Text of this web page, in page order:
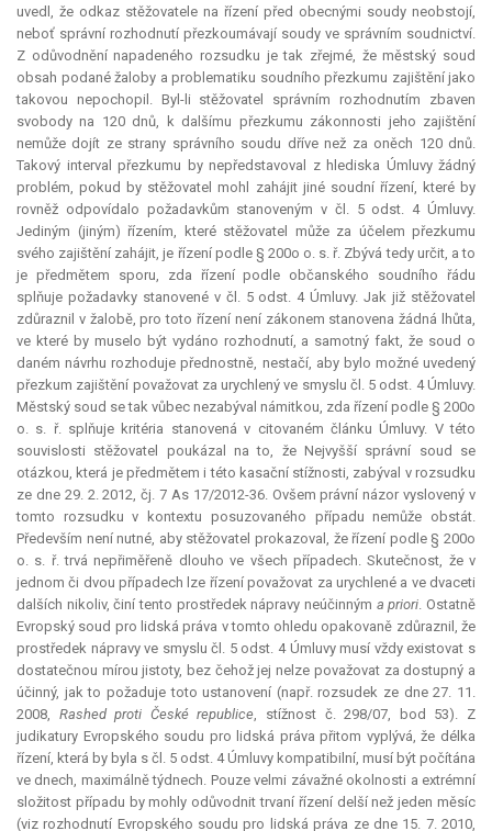
uvedl, že odkaz stěžovatele na řízení před obecnými soudy neobstojí,
neboť správní rozhodnutí přezkoumávají soudy ve správním soudnictví.
Z odůvodnění napadeného rozsudku je tak zřejmé, že městský soud
obsah podané žaloby a problematiku soudního přezkumu zajištění jako
takovou nepochopil. Byl-li stěžovatel správním rozhodnutím zbaven
svobody na 120 dnů, k dalšímu přezkumu zákonnosti jeho zajištění
nemůže dojít ze strany správního soudu dříve než za oněch 120 dnů.
Takový interval přezkumu by nepředstavoval z hlediska Úmluvy žádný
problém, pokud by stěžovatel mohl zahájit jiné soudní řízení, které by
rovněž odpovídalo požadavkům stanoveným v čl. 5 odst. 4 Úmluvy.
Jediným (jiným) řízením, které stěžovatel může za účelem přezkumu
svého zajištění zahájit, je řízení podle § 200o o. s. ř. Zbývá tedy určit, a to
je předmětem sporu, zda řízení podle občanského soudního řádu
splňuje požadavky stanovené v čl. 5 odst. 4 Úmluvy. Jak již stěžovatel
zdůraznil v žalobě, pro toto řízení není zákonem stanovena žádná lhůta,
ve které by muselo být vydáno rozhodnutí, a samotný fakt, že soud o
daném návrhu rozhoduje přednostně, nestačí, aby bylo možné uvedený
přezkum zajištění považovat za urychlený ve smyslu čl. 5 odst. 4 Úmluvy.
Městský soud se tak vůbec nezabýval námitkou, zda řízení podle § 200o
o. s. ř. splňuje kritéria stanovená v citovaném článku Úmluvy. V této
souvislosti stěžovatel poukázal na to, že Nejvyšší správní soud se
otázkou, která je předmětem i této kasační stížnosti, zabýval v rozsudku
ze dne 29. 2. 2012, čj. 7 As 17/2012-36. Ovšem právní názor vyslovený v
tomto rozsudku v kontextu posuzovaného případu nemůže obstát.
Především není nutné, aby stěžovatel prokazoval, že řízení podle § 200o
o. s. ř. trvá nepřiměřeně dlouho ve všech případech. Skutečnost, že v
jednom či dvou případech lze řízení považovat za urychlené a ve dvaceti
dalších nikoliv, činí tento prostředek nápravy neúčinným a priori. Ostatně
Evropský soud pro lidská práva v tomto ohledu opakovaně zdůraznil, že
prostředek nápravy ve smyslu čl. 5 odst. 4 Úmluvy musí vždy existovat s
dostatečnou mírou jistoty, bez čehož jej nelze považovat za dostupný a
účinný, jak to požaduje toto ustanovení (např. rozsudek ze dne 27. 11.
2008, Rashed proti České republice, stížnost č. 298/07, bod 53). Z
judikatury Evropského soudu pro lidská práva přitom vyplývá, že délka
řízení, která by byla s čl. 5 odst. 4 Úmluvy kompatibilní, musí být počítána
ve dnech, maximálně týdnech. Pouze velmi závažné okolnosti a extrémní
složitost případu by mohly odůvodnit trvaní řízení delší než jeden měsíc
(viz rozhodnutí Evropského soudu pro lidská práva ze dne 15. 7. 2010,